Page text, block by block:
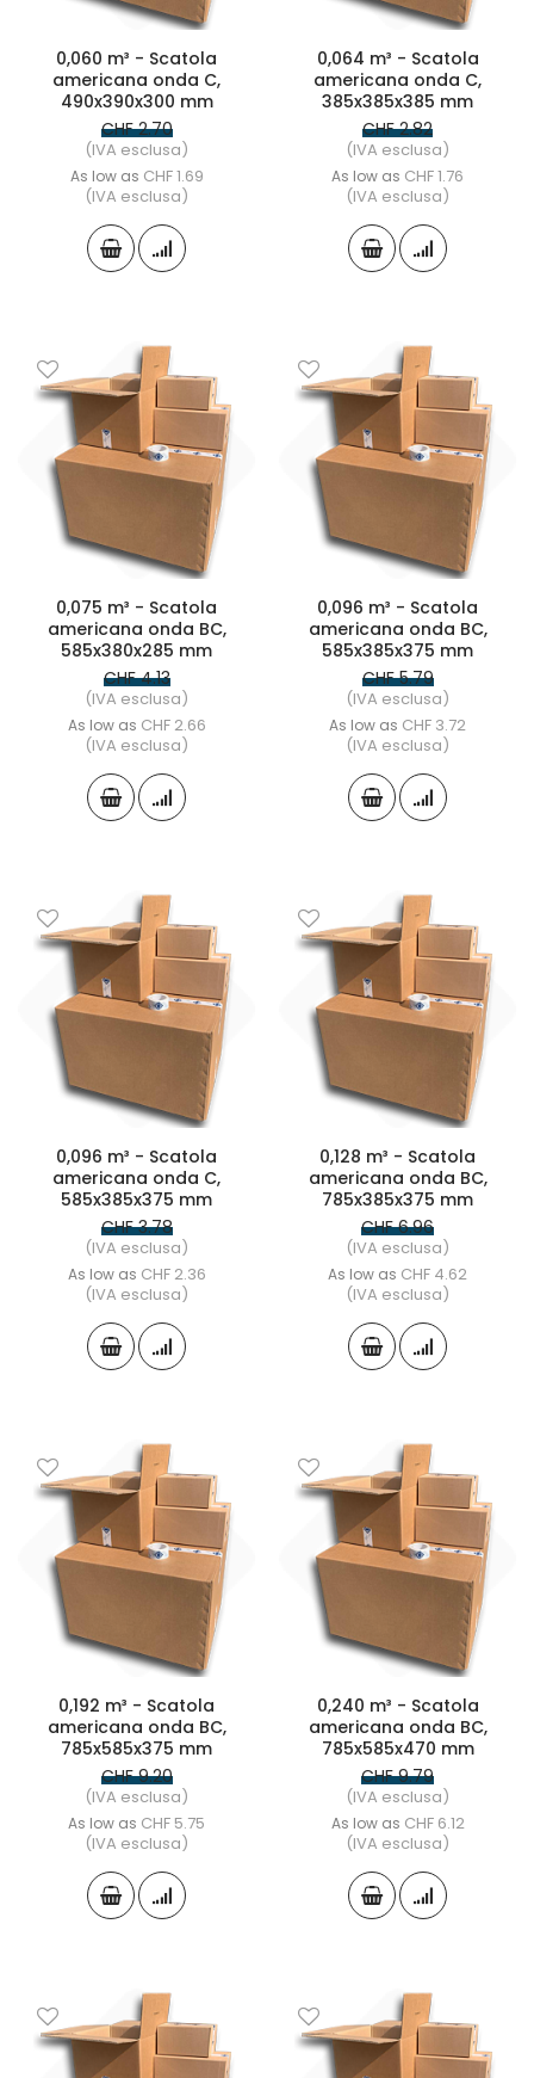
0,060 m³ - Scatola
americana onda C,
490x390x300 mm
CHF 2.70
(IVA esclusa)
As low as CHF 1.69
(IVA esclusa)
0,064 m³ - Scatola
americana onda C,
385x385x385 mm
CHF 2.82
(IVA esclusa)
As low as CHF 1.76
(IVA esclusa)
0,075 m³ - Scatola
americana onda BC,
585x380x285 mm
CHF 4.13
(IVA esclusa)
As low as CHF 2.66
(IVA esclusa)
0,096 m³ - Scatola
americana onda BC,
585x385x375 mm
CHF 5.79
(IVA esclusa)
As low as CHF 3.72
(IVA esclusa)
0,096 m³ - Scatola
americana onda C,
585x385x375 mm
CHF 3.78
(IVA esclusa)
As low as CHF 2.36
(IVA esclusa)
0,128 m³ - Scatola
americana onda BC,
785x385x375 mm
CHF 6.96
(IVA esclusa)
As low as CHF 4.62
(IVA esclusa)
0,192 m³ - Scatola
americana onda BC,
785x585x375 mm
CHF 9.20
(IVA esclusa)
As low as CHF 5.75
(IVA esclusa)
0,240 m³ - Scatola
americana onda BC,
785x585x470 mm
CHF 9.79
(IVA esclusa)
As low as CHF 6.12
(IVA esclusa)